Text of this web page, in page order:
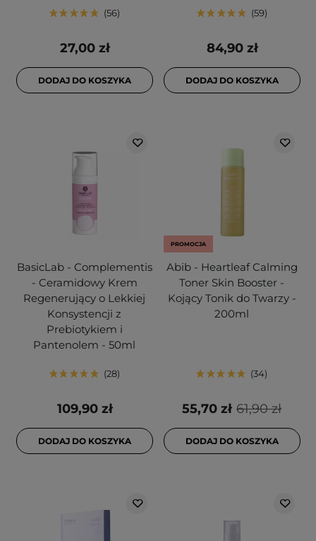
56
27,00 zł
DODAJ DO KOSZYKA
59
84,90 zł
DODAJ DO KOSZYKA
BasicLab - Complementis
- Ceramidowy Krem
Regenerujący o Lekkiej
Konsystencji z
Prebiotykiem i
Pantenolem - 50ml
28
109,90 zł
DODAJ DO KOSZYKA
PROMOCJA
Abib - Heartleaf Calming
Toner Skin Booster -
Kojący Tonik do Twarzy -
200ml
34
61,90 zł
55,70 zł
DODAJ DO KOSZYKA